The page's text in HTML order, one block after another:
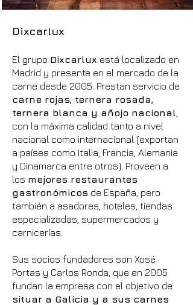
Dixcarlux
El grupo Dixcarlux está localizado en
Madrid y presente en el mercado de la
carne desde 2005. Prestan servicio de
carne rojas, ternera rosada,
ternera blanca y añojo nacional
con la máxima calidad tanto a nivel
nacional como internacional (exportan
a países como Italia, Francia, Alemania
y Dinamarca entre otros). Proveen a
los mejores restaurantes
gastronómicos de España, pero
también a asadores, hoteles, tiendas
especializadas, supermercados y
carnicerías.
Sus socios fundadores son Xosé
Portas y Carlos Ronda, que en 2005
fundan la empresa con el objetivo de
situar a Galicia y a sus carnes